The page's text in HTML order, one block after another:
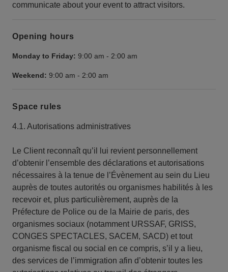
communicate about your event to attract visitors.
Opening hours
Monday to Friday: 9:00 am - 2:00 am
Weekend: 9:00 am - 2:00 am
Space rules
4.1. Autorisations administratives
Le Client reconnaît qu’il lui revient personnellement
d’obtenir l’ensemble des déclarations et autorisations
nécessaires à la tenue de l’Évènement au sein du Lieu
auprès de toutes autorités ou organismes habilités à les
recevoir et, plus particulièrement, auprès de la
Préfecture de Police ou de la Mairie de paris, des
organismes sociaux (notamment URSSAF, GRISS,
CONGES SPECTACLES, SACEM, SACD) et tout
organisme fiscal ou social en ce compris, s’il y a lieu,
des services de l’immigration afin d’obtenir toutes les